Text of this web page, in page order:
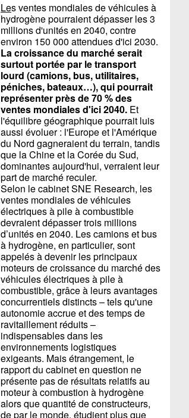
Les ventes mondiales de véhicules à
hydrogène pourraient dépasser les 3
millions d'unités en 2040, contre
environ 150 000 attendues d'ici 2030.
La croissance du marché serait
surtout portée par le transport
lourd (camions, bus, utilitaires,
péniches, bateaux…), qui pourrait
représenter près de 70 % des
ventes mondiales d'ici 2040. Et
l'équilibre géographique pourrait luis
aussi évoluer : l'Europe et l'Amérique
du Nord gagneraient du terrain, tandis
que la Chine et la Corée du Sud,
dominantes aujourd'hui, verraient leur
part de marché reculer.
Selon le cabinet SNE Research, les
ventes mondiales de véhicules
électriques à pile à combustible
devraient dépasser trois millions
d’unités en 2040. Les camions et bus
à hydrogène, en particulier, sont
appelés à devenir les principaux
moteurs de croissance du marché des
véhicules électriques à pile à
combustible, grâce à leurs avantages
concurrentiels distincts – tels qu'une
autonomie accrue et des temps de
ravitaillement réduits –
indispensables dans les
environnements logistiques
exigeants. Mais étrangement, le
rapport du cabinet en question ne
présente pas de résultats relatifs au
moteur à combustion à hydrogène
alors que quantité de constructeurs,
de par le monde, étudient plus que